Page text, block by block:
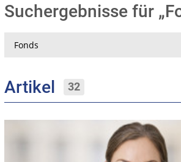
Suchergebnisse für
Artikel 32